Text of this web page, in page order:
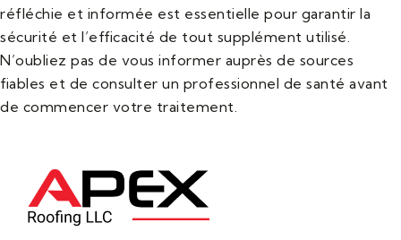
réfléchie et informée est essentielle pour garantir la
sécurité et l’efficacité de tout supplément utilisé.
N’oubliez pas de vous informer auprès de sources
fiables et de consulter un professionnel de santé avant
de commencer votre traitement.